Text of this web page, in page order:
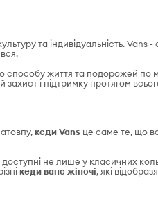
та індивідуальність.Vans-
способу життя та подорожей по
і підтримку протягом
кеди Vans це саме те, що
не лише у класичних
кеди ванс жіночі, які